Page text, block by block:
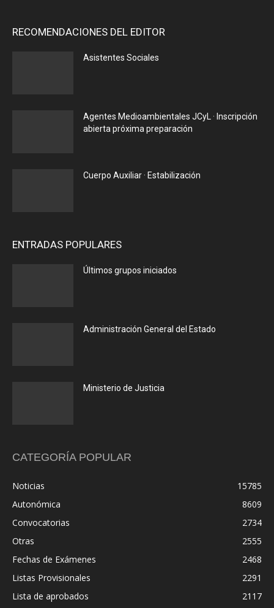
RECOMENDACIONES DEL EDITOR
Asistentes Sociales
Agentes Medioambientales JCyL · Inscripción
abierta próxima preparación
Cuerpo Auxiliar · Estabilización
ENTRADAS POPULARES
Últimos grupos iniciados
Administración General del Estado
Ministerio de Justicia
CATEGORÍA POPULAR
Noticias
15785
Autonómica
8609
Convocatorias
2734
Otras
2555
Fechas de Exámenes
2468
Listas Provisionales
2291
Lista de aprobados
2117